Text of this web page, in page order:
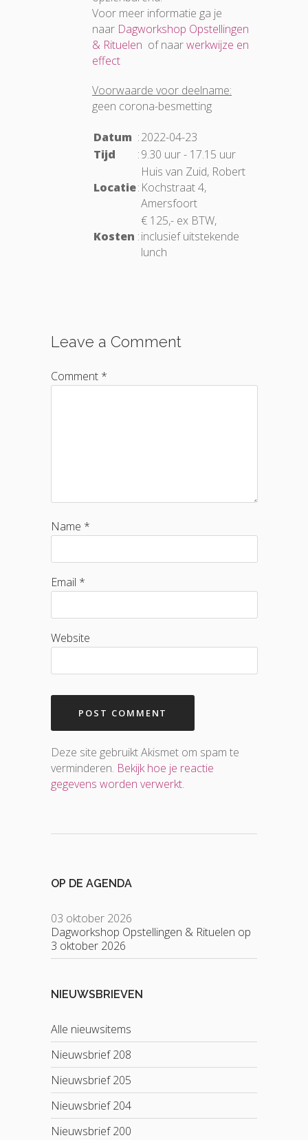
Voor meer informatie ga je
naar Dagworkshop Opstellingen
& Rituelen of naarwerkwijze en
effect
Voorwaarde voor deelname:
geen corona-besmetting
Datum :2022-04-23
Tijd
:9.30 uur - 17.15 uur
Locatie:
Huis van Zuid, Robert
Kochstraat 4,
Amersfoort
Kosten :
€ 125,- ex BTW,
inclusief uitstekende
lunch
Leave a Comment
Comment *
Name *
Email *
Website
Deze site gebruikt Akismet om spam te
verminderen. Bekijk hoe je reactie
gegevens worden verwerkt.
OP DE AGENDA
03 oktober 2026
Dagworkshop Opstellingen & Rituelen op
3 oktober 2026
NIEUWSBRIEVEN
Alle nieuwsitems
Nieuwsbrief 208
Nieuwsbrief 205
Nieuwsbrief 204
Nieuwsbrief 200